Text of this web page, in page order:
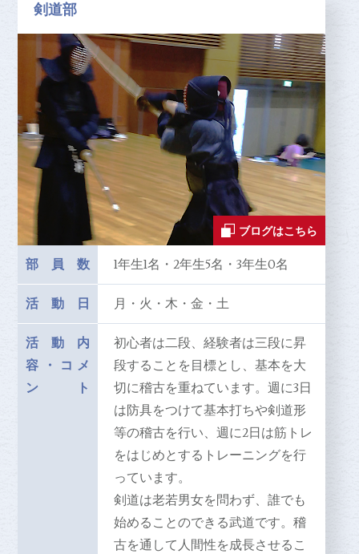
剣道部
ブログはこちら
部員数 1年生1名・2年生5名・3年生0名
活動日 月・火・木・金・土
活動内
容
・
コメ
ント
初心者は二段、経験者は三段に昇
段することを目標とし、基本を大
切に稽古を重ねています。週に3日
は防具をつけて基本打ちや剣道形
等の稽古を行い、週に2日は筋トレ
をはじめとするトレーニングを行
っています。
剣道は老若男女を問わず、誰でも
始めることのできる武道です。稽
古を通して人間性を成長させるこ